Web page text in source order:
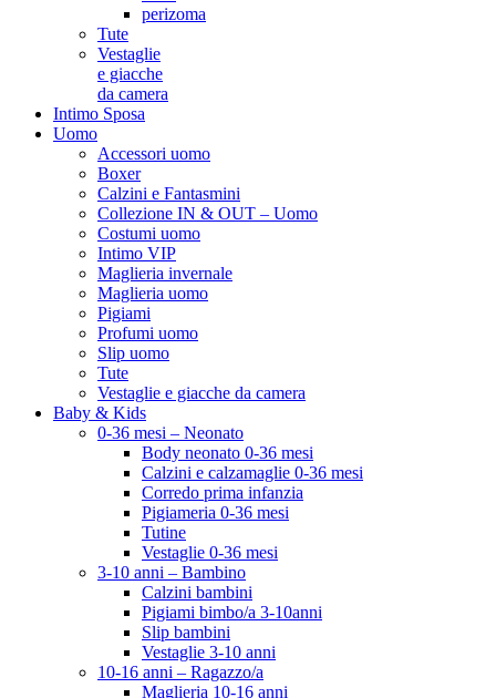
perizoma
Tute
Vestaglie
e giacche
da camera
Intimo Sposa
Uomo
Accessori uomo
Boxer
Calzini e Fantasmini
Collezione IN & OUT – Uomo
Costumi uomo
Intimo VIP
Maglieria invernale
Maglieria uomo
Pigiami
Profumi uomo
Slip uomo
Tute
Vestaglie e giacche da camera
Baby & Kids
0-36 mesi – Neonato
Body neonato 0-36 mesi
Calzini e calzamaglie 0-36 mesi
Corredo prima infanzia
Pigiameria 0-36 mesi
Tutine
Vestaglie 0-36 mesi
3-10 anni – Bambino
Calzini bambini
Pigiami bimbo/a 3-10anni
Slip bambini
Vestaglie 3-10 anni
10-16 anni – Ragazzo/a
Maglieria 10-16 anni